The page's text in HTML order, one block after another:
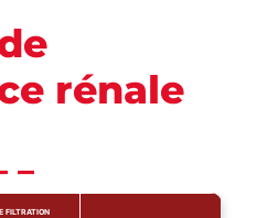
rénale
FILTRATION